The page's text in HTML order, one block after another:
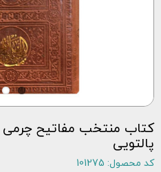
کتاب منتخب مفاتیح چرمی
پالتویی
کد محصول: 101275